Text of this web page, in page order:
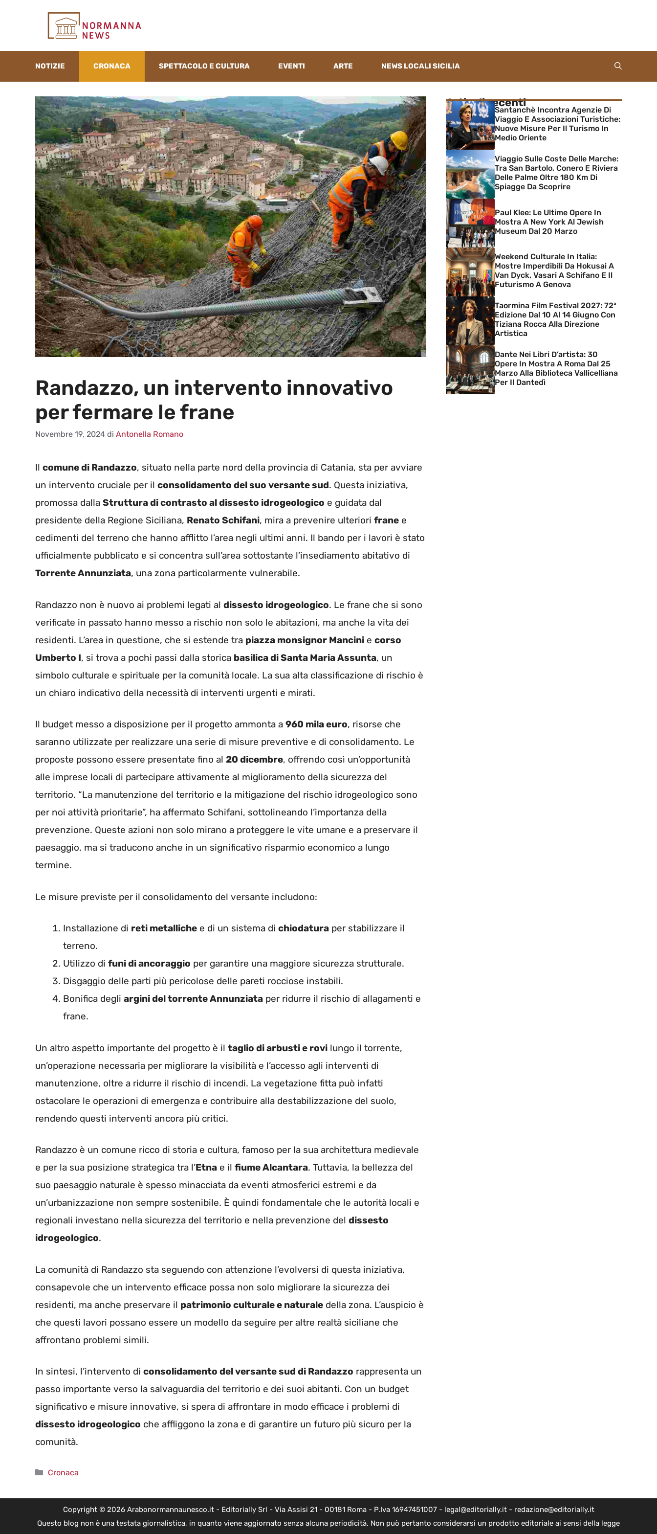
NOTIZIE CRONACA SPETTACOLO E CULTURA EVENTI ARTE NEWS LOCALI SICILIA
Randazzo, un intervento innovativo
per fermare le frane
Novembre 19, 2024 di Antonella Romano
Il comune di Randazzo, situato nella parte nord della provincia di Catania, sta per avviare
un intervento cruciale per il consolidamento del suo versante sud. Questa iniziativa,
promossa dalla Struttura di contrasto al dissesto idrogeologico e guidata dal
presidente della Regione Siciliana, Renato Schifani, mira a prevenire ulteriori frane e
cedimenti del terreno che hanno afflitto l’area negli ultimi anni. Il bando per i lavori è stato
ufficialmente pubblicato e si concentra sull’area sottostante l’insediamento abitativo di
Torrente Annunziata, una zona particolarmente vulnerabile.
Randazzo non è nuovo ai problemi legati al dissesto idrogeologico. Le frane che si sono
verificate in passato hanno messo a rischio non solo le abitazioni, ma anche la vita dei
residenti. L’area in questione, che si estende tra piazza monsignor Mancini e corso
Umberto I, si trova a pochi passi dalla storica basilica di Santa Maria Assunta, un
simbolo culturale e spirituale per la comunità locale. La sua alta classificazione di rischio è
un chiaro indicativo della necessità di interventi urgenti e mirati.
Il budget messo a disposizione per il progetto ammonta a 960 mila euro, risorse che
saranno utilizzate per realizzare una serie di misure preventive e di consolidamento. Le
proposte possono essere presentate fino al 20 dicembre, offrendo così un’opportunità
alle imprese locali di partecipare attivamente al miglioramento della sicurezza del
territorio. “La manutenzione del territorio e la mitigazione del rischio idrogeologico sono
per noi attività prioritarie”, ha affermato Schifani, sottolineando l’importanza della
prevenzione. Queste azioni non solo mirano a proteggere le vite umane e a preservare il
paesaggio, ma si traducono anche in un significativo risparmio economico a lungo
termine.
Le misure previste per il consolidamento del versante includono:
Installazione di reti metalliche e di un sistema di chiodatura per stabilizzare il
terreno.
Utilizzo di funi di ancoraggio per garantire una maggiore sicurezza strutturale.
Disgaggio delle parti più pericolose delle pareti rocciose instabili.
Bonifica degli argini del torrente Annunziata per ridurre il rischio di allagamenti e
frane.
Un altro aspetto importante del progetto è il taglio di arbusti e rovi lungo il torrente,
un’operazione necessaria per migliorare la visibilità e l’accesso agli interventi di
manutenzione, oltre a ridurre il rischio di incendi. La vegetazione fitta può infatti
ostacolare le operazioni di emergenza e contribuire alla destabilizzazione del suolo,
rendendo questi interventi ancora più critici.
Randazzo è un comune ricco di storia e cultura, famoso per la sua architettura medievale
e per la sua posizione strategica tra l’Etna e il fiume Alcantara. Tuttavia, la bellezza del
suo paesaggio naturale è spesso minacciata da eventi atmosferici estremi e da
un’urbanizzazione non sempre sostenibile. È quindi fondamentale che le autorità locali e
regionali investano nella sicurezza del territorio e nella prevenzione del dissesto
idrogeologico.
La comunità di Randazzo sta seguendo con attenzione l’evolversi di questa iniziativa,
consapevole che un intervento efficace possa non solo migliorare la sicurezza dei
residenti, ma anche preservare il patrimonio culturale e naturale della zona. L’auspicio è
che questi lavori possano essere un modello da seguire per altre realtà siciliane che
affrontano problemi simili.
In sintesi, l’intervento di consolidamento del versante sud di Randazzo rappresenta un
passo importante verso la salvaguardia del territorio e dei suoi abitanti. Con un budget
significativo e misure innovative, si spera di affrontare in modo efficace i problemi di
dissesto idrogeologico che affliggono la zona e di garantire un futuro più sicuro per la
comunità.
Categorie
Cronaca
Articoli recenti
Santanchè Incontra Agenzie Di
Viaggio E Associazioni Turistiche:
Nuove Misure Per Il Turismo In
Medio Oriente
Viaggio Sulle Coste Delle Marche:
Tra San Bartolo, Conero E Riviera
Delle Palme Oltre 180 Km Di
Spiagge Da Scoprire
Paul Klee: Le Ultime Opere In
Mostra A New York Al Jewish
Museum Dal 20 Marzo
Weekend Culturale In Italia:
Mostre Imperdibili Da Hokusai A
Van Dyck, Vasari A Schifano E Il
Futurismo A Genova
Taormina Film Festival 2027: 72ª
Edizione Dal 10 Al 14 Giugno Con
Tiziana Rocca Alla Direzione
Artistica
Dante Nei Libri D’artista: 30
Opere In Mostra A Roma Dal 25
Marzo Alla Biblioteca Vallicelliana
Per Il Dantedì
Copyright © 2026 Arabonormannaunesco.it - Editorially Srl - Via Assisi 21 - 00181 Roma - P.Iva 16947451007 - legal@editorially.it - redazione@editorially.it
Questo blog non è una testata giornalistica, in quanto viene aggiornato senza alcuna periodicità. Non può pertanto considerarsi un prodotto editoriale ai sensi della legge